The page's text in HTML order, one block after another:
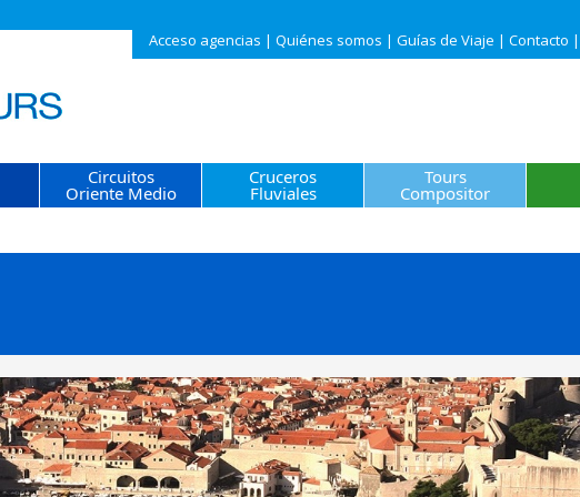
Acceso agencias | Quiénes somos | Guías de Viaje | Contacto |
Circuitos
Oriente Medio
Cruceros
Fluviales
Tours
Compositor